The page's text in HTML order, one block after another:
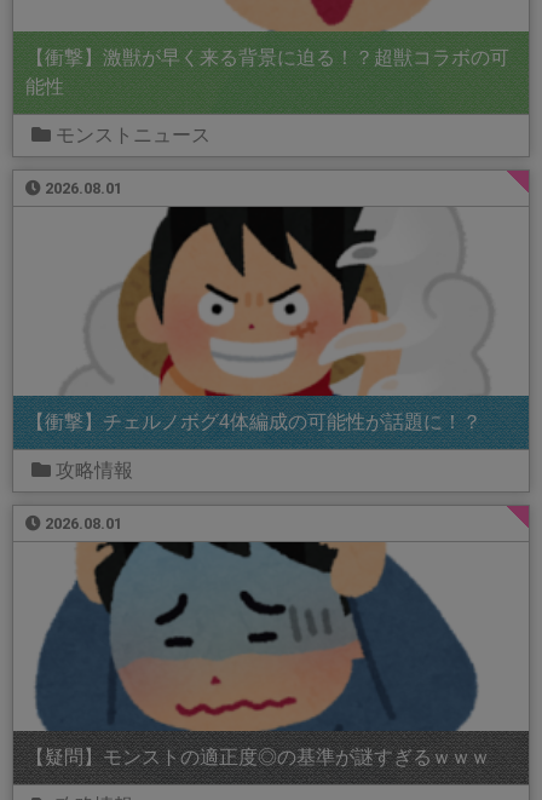
【衝撃】激獣が早く来る背景に迫る！？超獣コラボの可
能性
モンストニュース
2026.08.01
【衝撃】チェルノボグ4体編成の可能性が話題に！？
攻略情報
2026.08.01
【疑問】モンストの適正度◎の基準が謎すぎるｗｗｗ